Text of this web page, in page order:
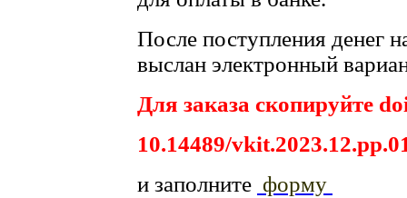
После поступления денег
выслан электронный
Для заказа скопируйте
10.14489/
и заполните форму